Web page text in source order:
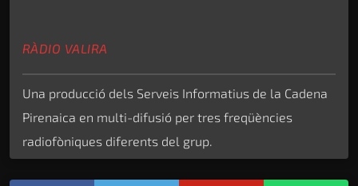
RÀDIO VALIRA
Una producció dels Serveis Informatius de la Cadena
Pirenaica en multi-difusió per tres freqüències
radiofòniques diferents del grup.